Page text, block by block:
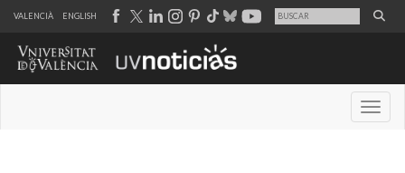
VALENCIÀ ENGLISH